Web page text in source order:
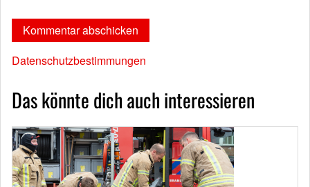
Datenschutzbestimmungen
Das könnte dich auch interessieren